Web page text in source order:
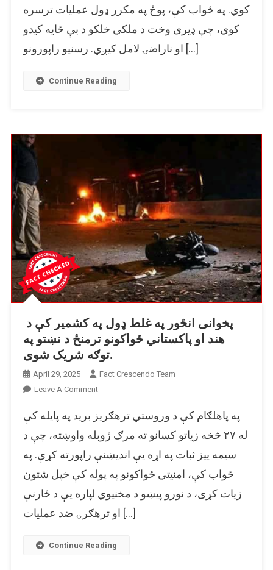
کې
د
پاکستاني
پوځي
باندې
په
جعلي
ډول
شریک
شوی.
کوي. په ځواب کې، پوځ په مکرر ډول عملیات ترسره
کوي، چې ډیری وخت د ملکي خلکو د بې ځایه کیدو
او ناراضۍ لامل کیږي. رسنيو راپورونو […]
Continue Reading
هند او پاکستاني ځواکونو ترمنځ د نښتو په
توګه شریک شوی.
April 29, 2025
Fact Crescendo Team
Leave A CommentOn
انځور
غلط
ډول
په
کې
د
او
په پاهلګام کې د وروستي ترهګریز برید په پایله کې
له ۲۷ څخه زیاتو کسانو ته مرګ ژوبله واوښته، چې د
سیمه ییز ثبات په اړه یې اندیښنې راپورته کړې. په
ځواب کې، امنیتي ځواکونو په پوله کې خپل شتون
زیات کړی، د نورو پیښو د مخنیوي لپاره یې د څارنې
او ترهګرۍ ضد عملیات […]
Continue Reading